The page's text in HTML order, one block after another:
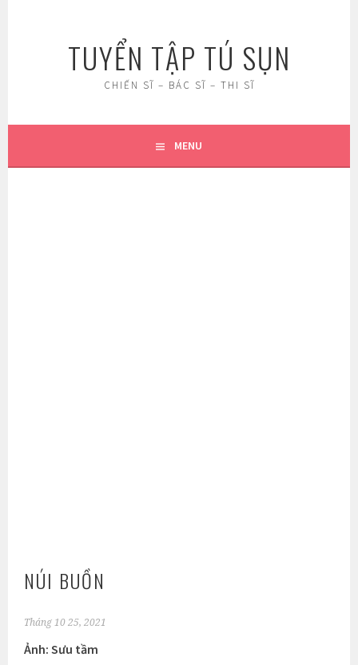
TUYỂN TẬP TÚ SỤN
CHIẾN SĨ – BÁC SĨ – THI SĨ
MENU
NÚI BUỒN
Tháng 10 25, 2021
Ảnh: Sưu tầm